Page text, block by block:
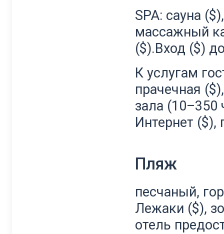
SPA: сауна
массажный
($).Вход ($)
К услугам
прачечная
зала (10–350
Интернет ($),
Пляж
песчаный,
Лежаки ($),
отель